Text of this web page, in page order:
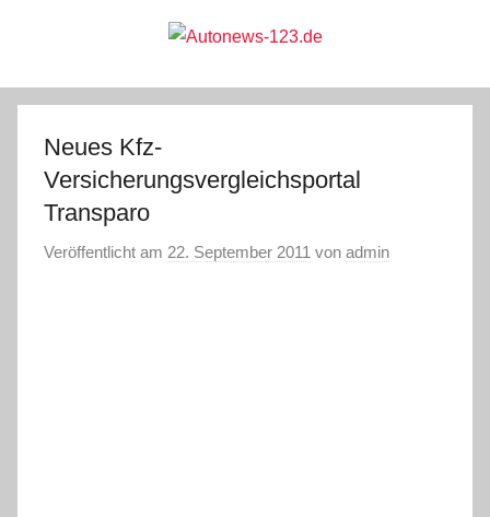
Autonews-
123.de
Neues Kfz-
Versicherungsvergleichsportal
Transparo
Veröffentlicht am 22. September 2011 von admin